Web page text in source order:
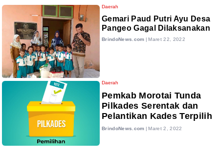
Daerah
Gemari Paud Putri Ayu Desa
Pangeo Gagal Dilaksanakan
BrindoNews.com | Maret 22, 2022
Daerah
Pemkab Morotai Tunda
Pilkades Serentak dan
Pelantikan Kades Terpilih
BrindoNews.com | Maret 2, 2022